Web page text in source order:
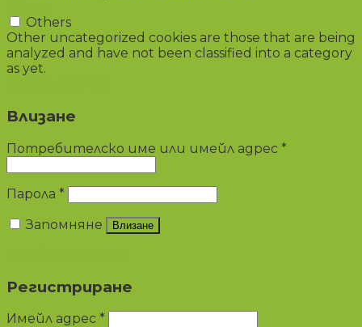
Others
Other uncategorized cookies are those that are being
analyzed and have not been classified into a category
as yet.
Влизане
Потребителско име или имейл адрес *
Парола *
Запомняне
Влизане
Регистриране
Имейл адрес *